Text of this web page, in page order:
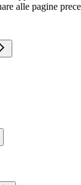
alle pagine